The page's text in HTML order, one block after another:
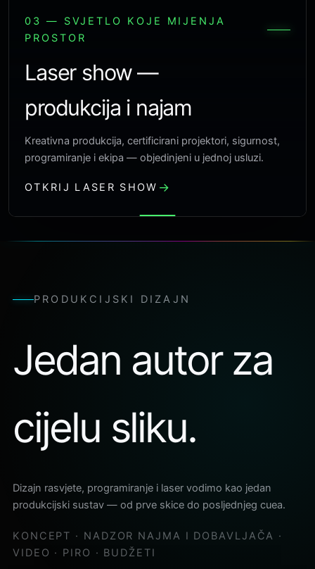
03 — SVJETLO KOJE MIJENJA
PROSTOR
Laser show —
produkcija i najam
Kreativna produkcija, certificirani projektori, sigurnost,
programiranje i ekipa — objedinjeni u jednoj usluzi.
OTKRIJ LASER SHOW
PRODUKCIJSKI DIZAJN
Jedan autor za
cijelu sliku.
Dizajn rasvjete, programiranje i laser vodimo kao jedan
produkcijski sustav — od prve skice do posljednjeg cuea.
KONCEPT · NADZOR NAJMA I DOBAVLJAČA ·
VIDEO · PIRO · BUDŽETI